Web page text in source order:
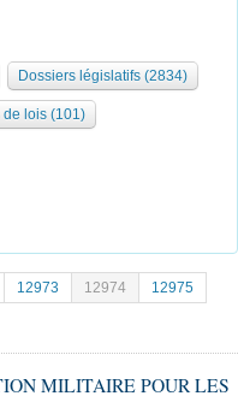
Dossiers législatifs (2834)
de lois (101)
12973 12974
12975
MILITAIRE POUR LES